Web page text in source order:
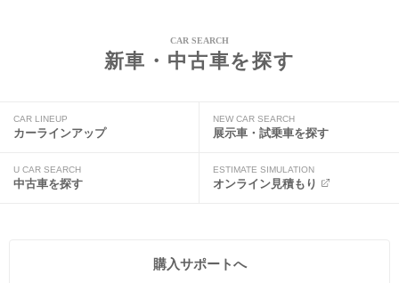
CAR SEARCH
新車・中古車を探す
CAR LINEUP
カーラインアップ
NEW CAR SEARCH
展示車・試乗車を探す
U CAR SEARCH
中古車を探す
ESTIMATE SIMULATION
オンライン見積もり
購入サポートへ